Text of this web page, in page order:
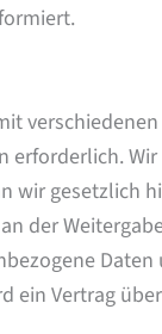
gesetzlich
der
ein Vertrag